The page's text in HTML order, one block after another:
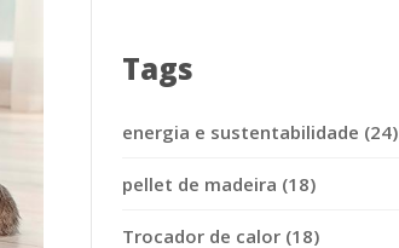
Tags
energia e sustentabilidade (24)
pellet de madeira (18)
Trocador de calor (18)